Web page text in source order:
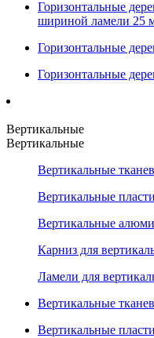
Горизонтальные
шириной ламели 25
Горизонтальные
Горизонтальные
Вертикальные
Вертикальные
Вертикальные
Вертикальные
Вертикальные
Карниз для
Ламели для
Вертикальные
Вертикальные